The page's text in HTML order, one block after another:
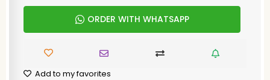
ORDER WITH WHATSAPP
Add to my favorites